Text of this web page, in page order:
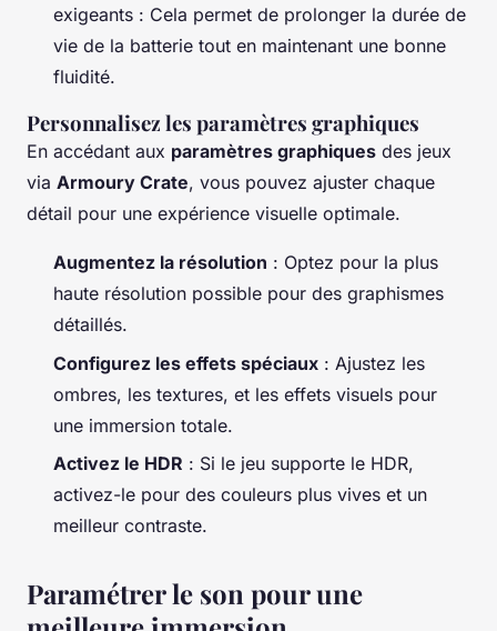
exigeants : Cela permet de prolonger la durée de
vie de la batterie tout en maintenant une bonne
fluidité.
Personnalisez les paramètres graphiques
En accédant aux paramètres graphiques des jeux
via Armoury Crate, vous pouvez ajuster chaque
détail pour une expérience visuelle optimale.
Augmentez la résolution : Optez pour la plus
haute résolution possible pour des graphismes
détaillés.
Configurez les effets spéciaux : Ajustez les
ombres, les textures, et les effets visuels pour
une immersion totale.
Activez le HDR : Si le jeu supporte le HDR,
activez-le pour des couleurs plus vives et un
meilleur contraste.
Paramétrer le son pour une